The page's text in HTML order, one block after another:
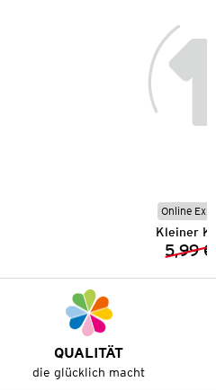
Online
Kleiner
5,99 €
QUALITÄT
die glücklich macht